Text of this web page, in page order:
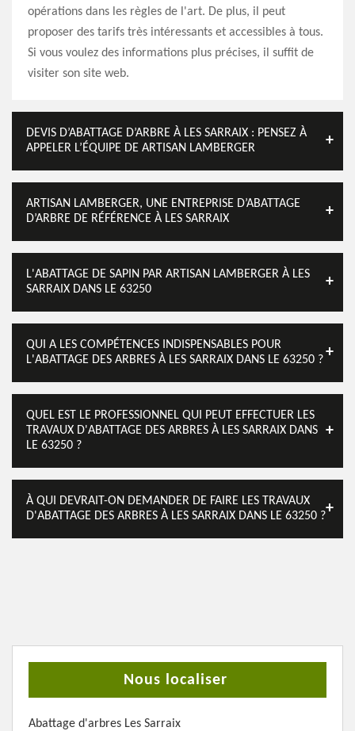
opérations dans les règles de l'art. De plus, il peut
proposer des tarifs très intéressants et accessibles à tous.
Si vous voulez des informations plus précises, il suffit de
visiter son site web.
DEVIS D’ABATTAGE D’ARBRE À LES SARRAIX : PENSEZ À
APPELER L’ÉQUIPE DE ARTISAN LAMBERGER
ARTISAN LAMBERGER, UNE ENTREPRISE D’ABATTAGE
D’ARBRE DE RÉFÉRENCE À LES SARRAIX
L'ABATTAGE DE SAPIN PAR ARTISAN LAMBERGER À LES
SARRAIX DANS LE 63250
QUI A LES COMPÉTENCES INDISPENSABLES POUR
L'ABATTAGE DES ARBRES À LES SARRAIX DANS LE 63250 ?
QUEL EST LE PROFESSIONNEL QUI PEUT EFFECTUER LES
TRAVAUX D'ABATTAGE DES ARBRES À LES SARRAIX DANS
LE 63250 ?
À QUI DEVRAIT-ON DEMANDER DE FAIRE LES TRAVAUX
D'ABATTAGE DES ARBRES À LES SARRAIX DANS LE 63250 ?
Nous localiser
Abattage d'arbres Les Sarraix